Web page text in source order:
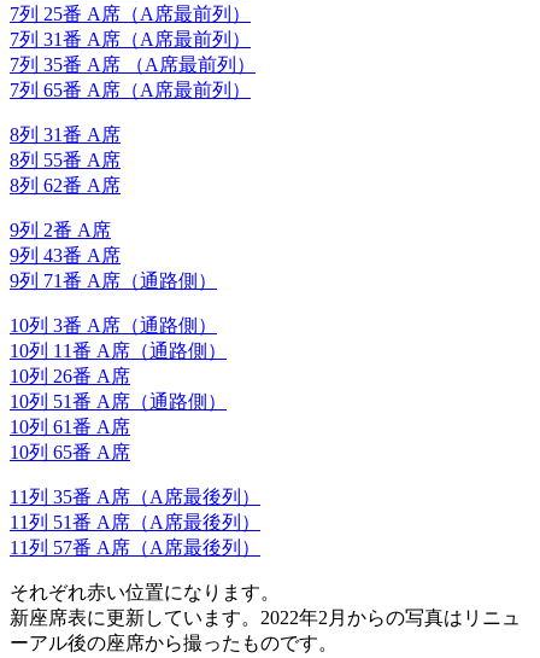
7列 25番 A席（A席最前列）
7列 31番 A席（A席最前列）
7列 35番 A席 （A席最前列）
7列 65番 A席（A席最前列）
8列 31番 A席
8列 55番 A席
8列 62番 A席
9列 2番 A席
9列 43番 A席
9列 71番 A席（通路側）
10列 3番 A席（通路側）
10列 11番 A席（通路側）
10列 26番 A席
10列 51番 A席（通路側）
10列 61番 A席
10列 65番 A席
11列 35番 A席（A席最後列）
11列 51番 A席（A席最後列）
11列 57番 A席（A席最後列）
それぞれ赤い位置になります。
新座席表に更新しています。2022年2月からの写真はリニュ
ーアル後の座席から撮ったものです。